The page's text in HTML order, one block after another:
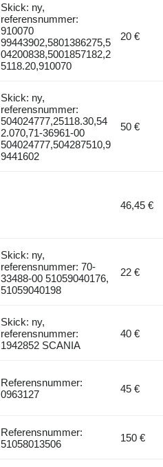
Skick: ny,
referensnummer:
910070
99443902,5801386275,5
04200838,5001857182,2
5118.20,910070
20 €
Skick: ny,
referensnummer:
504024777,25118.30,54
2.070,71-36961-00
504024777,504287510,9
9441602
50 €
46,45 €
Skick: ny,
referensnummer: 70-
33488-00 51059040176,
51059040198
22 €
Skick: ny,
referensnummer:
1942852 SCANIA
40 €
Referensnummer:
0963127
45 €
Referensnummer:
51058013506
150 €